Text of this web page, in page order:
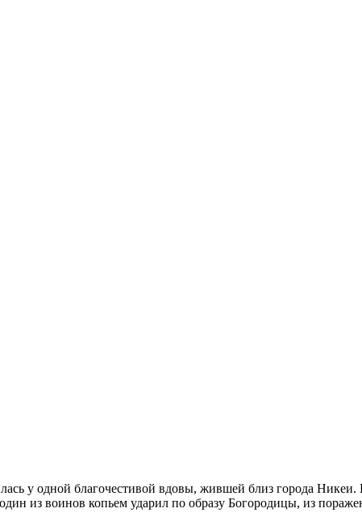
у одной благочестивой вдовы, жившей близ города
из воинов копьем ударил по образу Богородицы, из